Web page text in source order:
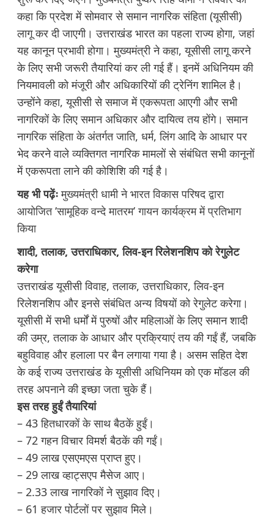
कहा कि प्रदेश में सोमवार से समान नागरिक संहिता (यूसीसी)
लागू कर दी जाएगी। उत्तराखंड भारत का पहला राज्य होगा, जहां
यह कानून प्रभावी होगा। मुख्यमंत्री ने कहा, यूसीसी लागू करने
के लिए सभी जरूरी तैयारियां कर ली गई हैं। इनमें अधिनियम की
नियमावली को मंजूरी और अधिकारियों की ट्रेनिंग शामिल है।
उन्‍होंने कहा, यूसीसी से समाज में एकरूपता आएगी और सभी
नागरिकों के लिए समान अधिकार और दायित्व तय होंगे। समान
नागरिक संहिता के अंतर्गत जाति, धर्म, लिंग आदि के आधार पर
भेद करने वाले व्यक्तिगत नागरिक मामलों से संबंधित सभी कानूनों
में एकरूपता लाने की कोशिशि की गई है।
यह भी पढ़ेंःमुख्यमंत्री धामी ने भारत विकास परिषद द्वारा
आयोजित ’सामूहिक वन्दे मातरम’ गायन कार्यक्रम में प्रतिभाग
किया
शादी, तलाक, उत्तराधिकार, लिव-इन रिलेशनशिप को रेगुलेट
करेगा
उत्तराखंड यूसीसी विवाह, तलाक, उत्तराधिकार, लिव-इन
रिलेशनशिप और इनसे संबंधित अन्य विषयों को रेगुलेट करेगा।
यूसीसी में सभी धर्मों में पुरुषों और महिलाओं के लिए समान शादी
की उम्र, तलाक के आधार और प्रक्रियाएं तय की गईं हैं, जबकि
बहुविवाह और हलाला पर बैन लगाया गया है। असम सहित देश
के कई राज्य उत्तराखंड के यूसीसी अधिनियम को एक मॉडल की
तरह अपनाने की इच्छा जता चुके हैं।
इस तरह हुईं तैयारियां
– 43 हितधारकों के साथ बैठकें हुईं।
– 72 गहन विचार विमर्श बैठकें की गईं।
– 49 लाख एसएमएस प्राप्त हुए।
– 29 लाख व्हाट्सएप मैसेज आए।
– 2.33 लाख नागरिकों ने सुझाव दिए।
– 61 हजार पोर्टलों पर सुझाव मिले।